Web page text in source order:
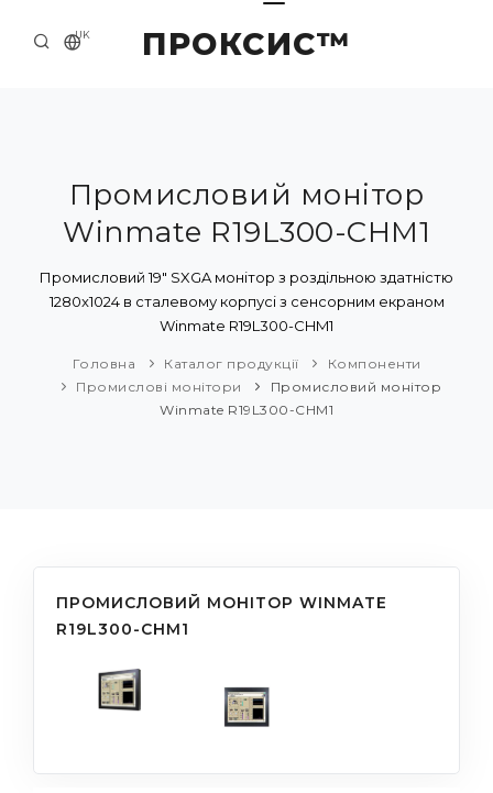
ПРОКСИС™
UK
ПРО НАС
ПРИКЛАДИ ТА РІШЕННЯ
КАТАЛОГ ПРОДУКЦІЇ
Промисловий монітор
Winmate R19L300-CHM1
Промисловий 19" SXGA монітор з роздільною здатністю
1280x1024 в сталевому корпусі з сенсорним екраном
Winmate R19L300-CHM1
Головна Каталог продукції
Компоненти
Промислові монітори
Промисловий монітор
Winmate R19L300-CHM1
ПРОМИСЛОВИЙ МОНІТОР WINMATE
R19L300-CHM1